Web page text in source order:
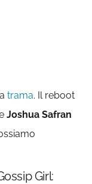
trama. Il reboot
Joshua Safran
Girl: